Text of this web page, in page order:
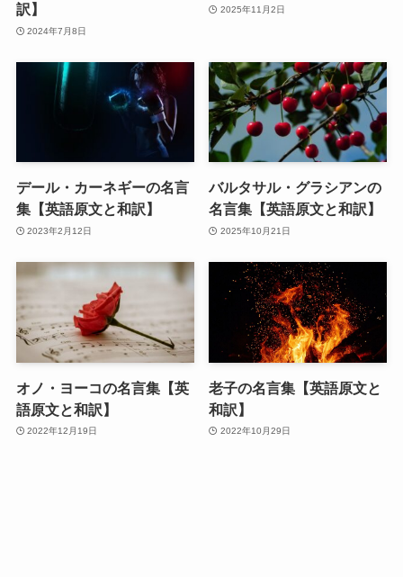
訳】
2024年7月8日
2025年11月2日
デール・カーネギーの名言
集【英語原文と和訳】
2023年2月12日
バルタサル・グラシアンの
名言集【英語原文と和訳】
2025年10月21日
オノ・ヨーコの名言集【英
語原文と和訳】
2022年12月19日
老子の名言集【英語原文と
和訳】
2022年10月29日